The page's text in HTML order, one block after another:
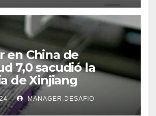
en China de
7,0 sacudió la
de Xinjiang
MANAGER.DESAFIO